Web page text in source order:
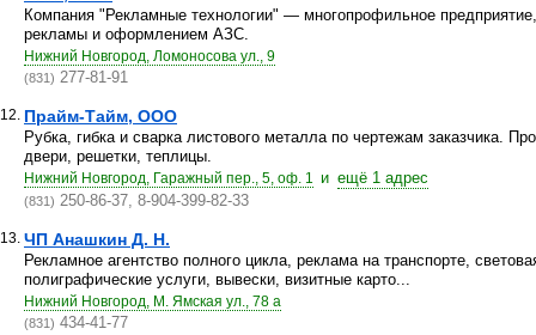
Компания "Рекламные технологии" — многопрофильное
рекламы и оформлением АЗС.
Нижний Новгород, Ломоносова ул., 9
(831) 277-81-91
12. Прайм-Тайм, ООО
Рубка, гибка и сварка листового металла по чертежам заказчика.
двери, решетки, теплицы.
Нижний Новгород, Гаражный пер., 5, оф. 1 и ещё 1 адрес
(831) 250-86-37, 8-904-399-82-33
13. ЧП Анашкин Д. Н.
Рекламное агентство полного цикла, реклама на транспорте,
полиграфические услуги, вывески, визитные карто...
Нижний Новгород, М. Ямская ул., 78 а
(831) 434-41-77